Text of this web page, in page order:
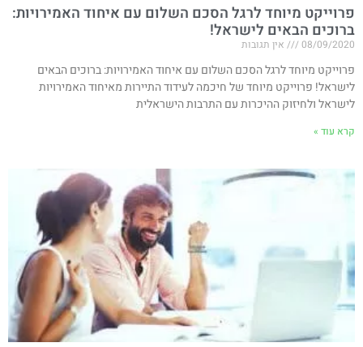
פרוייקט מיוחד לרגל הסכם השלום עם איחוד האמירויות​:
ברוכים הבאים לישראל!
08/09/2020 אין תגובות
פרוייקט מיוחד לרגל הסכם השלום עם איחוד האמירויות​: ברוכים הבאים
לישראל! פרוייקט מיוחד של חיכמה לעידוד התיירות מאיחוד האמירויות
לישראל ולחיזוק ההיכרות עם התרבות הישראלית
קרא עוד »